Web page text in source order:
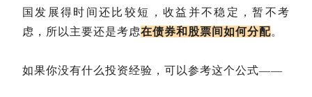
国发展得时间还比较短，收益并不稳定，暂不考
虑，所以主要还是考虑在债券和股票间如何分配。
如果你没有什么投资经验，可以参考这个公式——